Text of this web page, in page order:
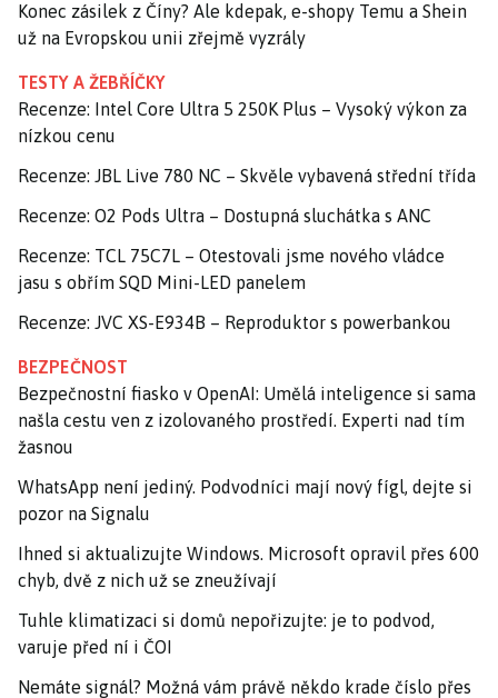
Konec zásilek z Číny? Ale kdepak, e-shopy Temu a Shein
už na Evropskou unii zřejmě vyzrály
TESTY A ŽEBŘÍČKY
Recenze: Intel Core Ultra 5 250K Plus – Vysoký výkon za
nízkou cenu
Recenze: JBL Live 780 NC – Skvěle vybavená střední třída
Recenze: O2 Pods Ultra – Dostupná sluchátka s ANC
Recenze: TCL 75C7L – Otestovali jsme nového vládce
jasu s obřím SQD Mini-LED panelem
Recenze: JVC XS-E934B – Reproduktor s powerbankou
BEZPEČNOST
Bezpečnostní fiasko v OpenAI: Umělá inteligence si sama
našla cestu ven z izolovaného prostředí. Experti nad tím
žasnou
WhatsApp není jediný. Podvodníci mají nový fígl, dejte si
pozor na Signalu
Ihned si aktualizujte Windows. Microsoft opravil přes 600
chyb, dvě z nich už se zneužívají
Tuhle klimatizaci si domů nepořizujte: je to podvod,
varuje před ní i ČOI
Nemáte signál? Možná vám právě někdo krade číslo přes